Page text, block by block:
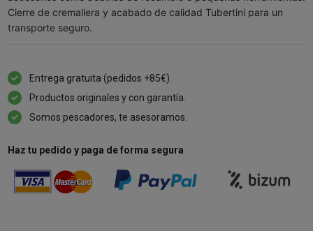
Cierre de cremallera y acabado de calidad Tubertini para un
transporte seguro.
Entrega gratuita (pedidos +85€).
Productos originales y con garantía.
Somos pescadores, te asesoramos.
Haz tu pedido y paga de forma segura